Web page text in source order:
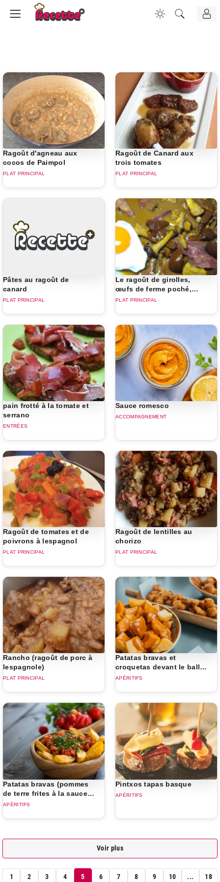
Ragoût d'agneau aux
cocos de Paimpol
PLAT PRINCIPAL
Ragoût de Canard aux
trois tomates
PLAT PRINCIPAL
Pâtes au ragoût de
canard
PLAT PRINCIPAL
Le ragoût de girolles,
œufs de ferme poché,
jambon de cochon noir
PLAT PRINCIPAL
pain frotté à la tomate et
serrano
ENTRÉES
Sauce romesco
ACCOMPAGNEMENT
Ragoût de tomates et de
poivrons à lespagnol
PLAT PRINCIPAL
Ragoût de lentilles au
chorizo
PLAT PRINCIPAL
Rancho (ragoût de porc à
lespagnole)
PLAT PRINCIPAL
Patatas bravas et
croquetas devant le ballet
Don Quichotte
APÉRITIFS
Patatas bravas (pommes
de terre frites à la sauce
tomate épicée)
APÉRITIFS
Pintxos tapas basque
APÉRITIFS
Voir plus
1 2 3 4 5 6 7 8 9 10 ... 18